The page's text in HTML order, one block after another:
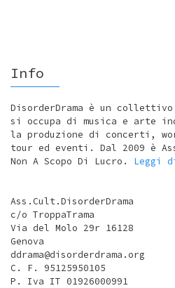
Info
DisorderDrama è un collettivo
si occupa di musica e arte
la produzione di concerti,
tour ed eventi. Dal 2009 è
Non A Scopo Di Lucro. Leggi
Ass.Cult.DisorderDrama
c/o TroppaTrama
Via del Molo 29r 16128
Genova
ddrama@disorderdrama.org
C. F. 95125950105
P. Iva IT 01926000991